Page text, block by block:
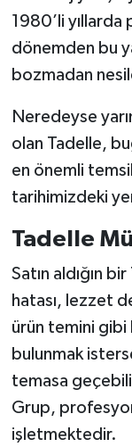
1980’li yıllarda
dönemden bu
bozmadan
Neredeyse
olan Tadelle,
en önemli
tarihimizdeki
Tadelle
Satın aldığın
hatası, lezzet
ürün temini
bulunmak
temasa
Grup,
işletmektedir.